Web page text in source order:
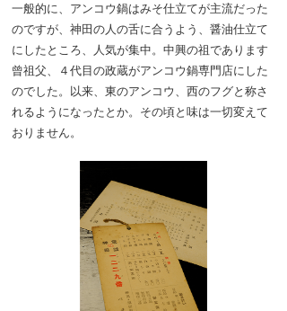
一般的に、アンコウ鍋はみそ仕立てが主流だった
のですが、神田の人の舌に合うよう、醤油仕立て
にしたところ、人気が集中。中興の祖であります
曾祖父、４代目の政蔵がアンコウ鍋専門店にした
のでした。以来、東のアンコウ、西のフグと称さ
れるようになったとか。その頃と味は一切変えて
おりません。